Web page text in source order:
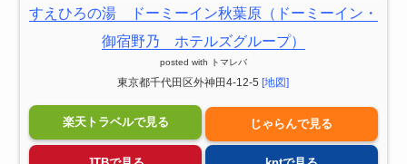
すえひろの湯 ドーミーイン秋葉原（ドーミーイン・
御宿野乃 ホテルズグループ）
posted with トマレバ
東京都千代田区外神田4-12-5 [地図]
楽天トラベルで見る じゃらんで見る